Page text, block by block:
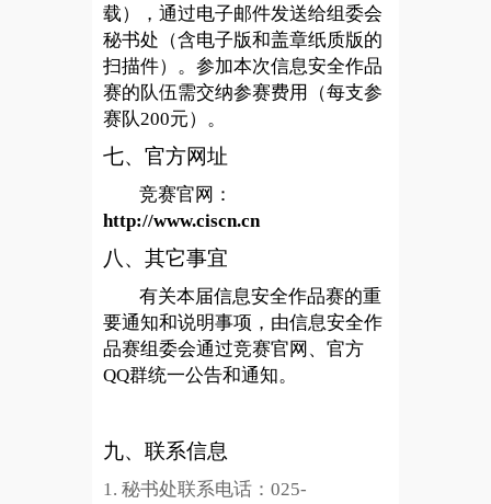
载），通过电子邮件发送给组委会
秘书处（含电子版和盖章纸质版的
扫描件）。参加本次信息安全作品
赛的队伍需交纳参赛费用（每支参
赛队200元）。
七、官方网址
竞赛官网：
http://www.ciscn.cn
八、其它事宜
有关本届信息安全作品赛的重
要通知和说明事项，由信息安全作
品赛组委会通过竞赛官网、官方
QQ群统一公告和通知。
九、联系信息
1. 秘书处联系电话：025-